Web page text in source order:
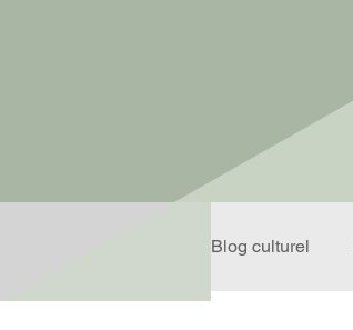
Blog culturel